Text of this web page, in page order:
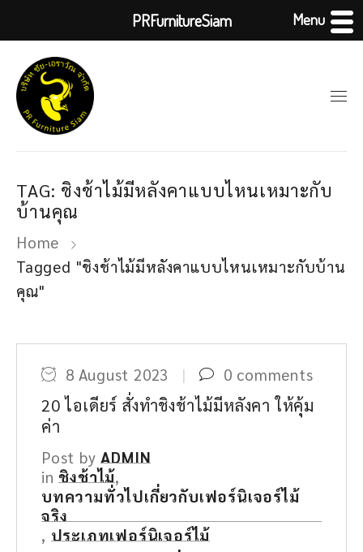
Home
Tagged "ชิงช้าไม้มีหลังคาแบบไหนเหมาะกับบ้าน
คุณ"
TAG: ชิงช้าไม้มีหลังคาแบบไหนเหมาะกับ
บ้านคุณ
8 August 2023 0 comments
20 ไอเดียร์ สั่งทำชิงช้าไม้มีหลังคา ให้คุ้ม
ค่า
Post byADMIN
in ชิงช้าไม้,
บทความทั่วไปเกี่ยวกับเฟอร์นิเจอร์ไม้
จริง
, ประเภทเฟอร์นิเจอร์ไม้
PRFurnitureSiam Menu